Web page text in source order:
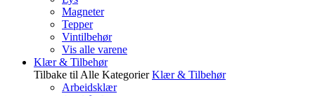
Magneter
Tepper
Vintilbehør
Vis alle varene
Klær & Tilbehør
Tilbake til Alle Kategorier Klær & Tilbehør
Arbeidsklær